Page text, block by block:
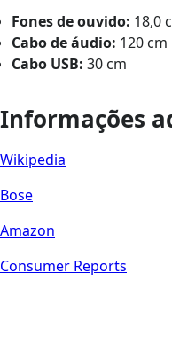
Fones de ouvido: 18,0
Cabo de áudio: 120 cm
Cabo USB: 30 cm
Informações
Wikipedia
Bose
Amazon
Consumer Reports